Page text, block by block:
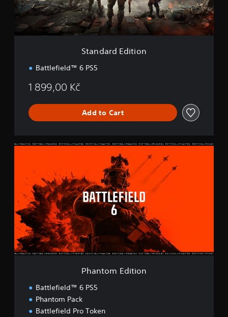
E
t
Standard Edition
Battlefield™ 6 PS5
1 899,00 Kč
Add to Cart
P
m
E
d
i
Phantom Edition
Battlefield™ 6 PS5
Phantom Pack
Battlefield Pro Token